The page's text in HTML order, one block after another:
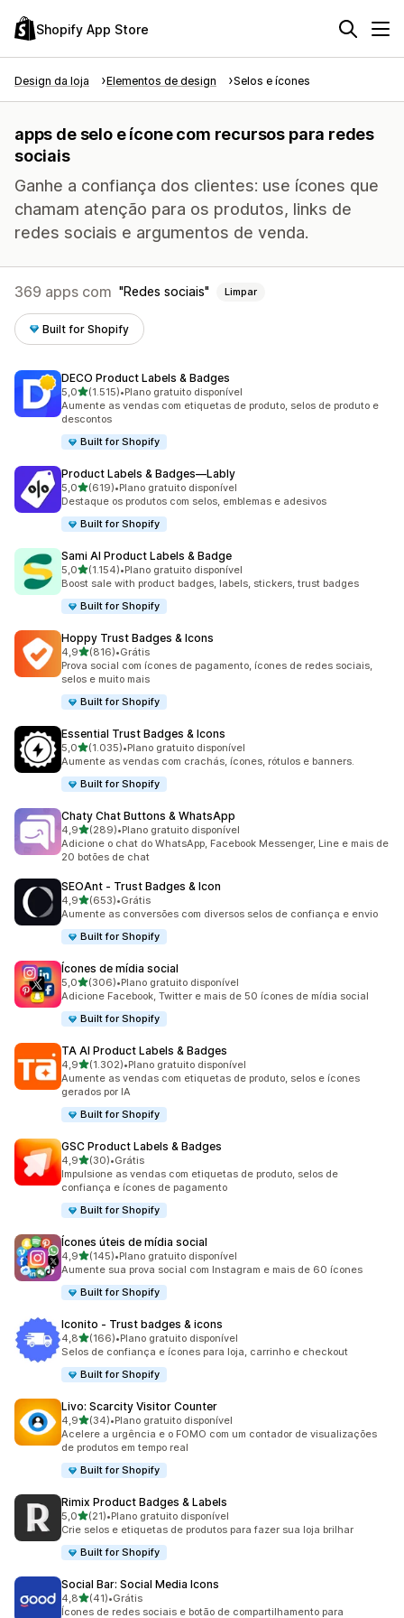
Shopify App Store
Design da loja Elementos de design Selos e ícones
apps de selo e ícone com recursos para redes
sociais
Ganhe a confiança dos clientes: use ícones que
chamam atenção para os produtos, links de
redes sociais e argumentos de venda.
369 apps com Redes sociais Limpar
Built for Shopify
DECO Product Labels & Badges
5,0de 5 estrelas
(1.515)
1515 avaliações ao todo
•Plano gratuito disponível
Aumente as vendas com etiquetas de produto, selos de produto e
descontos
Built for Shopify
Product Labels & Badges—Lably
5,0de 5 estrelas
(619)
619 avaliações ao todo
•Plano gratuito disponível
Destaque os produtos com selos, emblemas e adesivos
Built for Shopify
Sami AI Product Labels & Badge
5,0de 5 estrelas
(1.154)
1154 avaliações ao todo
•Plano gratuito disponível
Boost sale with product badges, labels, stickers, trust badges
Built for Shopify
Hoppy Trust Badges & Icons
4,9de 5 estrelas
(816)
816 avaliações ao todo
•Grátis
Prova social com ícones de pagamento, ícones de redes sociais,
selos e muito mais
Built for Shopify
Essential Trust Badges & Icons
5,0de 5 estrelas
(1.035)
1035 avaliações ao todo
•Plano gratuito disponível
Aumente as vendas com crachás, ícones, rótulos e banners.
Built for Shopify
Chaty Chat Buttons & WhatsApp
4,9de 5 estrelas
(289)
289 avaliações ao todo
•Plano gratuito disponível
Adicione o chat do WhatsApp, Facebook Messenger, Line e mais de
20 botões de chat
SEOAnt ‑ Trust Badges & Icon
4,9de 5 estrelas
(653)
653 avaliações ao todo
•Grátis
Aumente as conversões com diversos selos de confiança e envio
Built for Shopify
Ícones de mídia social
5,0de 5 estrelas
(306)
306 avaliações ao todo
•Plano gratuito disponível
Adicione Facebook, Twitter e mais de 50 ícones de mídia social
Built for Shopify
TA AI Product Labels & Badges
4,9de 5 estrelas
(1.302)
1302 avaliações ao todo
•Plano gratuito disponível
Aumente as vendas com etiquetas de produto, selos e ícones
gerados por IA
Built for Shopify
GSC Product Labels & Badges
4,9de 5 estrelas
(30)
30 avaliações ao todo
•Grátis
Impulsione as vendas com etiquetas de produto, selos de
confiança e ícones de pagamento
Built for Shopify
Ícones úteis de mídia social
4,9de 5 estrelas
(145)
145 avaliações ao todo
•Plano gratuito disponível
Aumente sua prova social com Instagram e mais de 60 ícones
Built for Shopify
Iconito ‑ Trust badges & icons
4,8de 5 estrelas
(166)
166 avaliações ao todo
•Plano gratuito disponível
Selos de confiança e ícones para loja, carrinho e checkout
Built for Shopify
Livo: Scarcity Visitor Counter
4,9de 5 estrelas
(34)
34 avaliações ao todo
•Plano gratuito disponível
Acelere a urgência e o FOMO com um contador de visualizações
de produtos em tempo real
Built for Shopify
Rimix Product Badges & Labels
5,0de 5 estrelas
(21)
21 avaliações ao todo
•Plano gratuito disponível
Crie selos e etiquetas de produtos para fazer sua loja brilhar
Built for Shopify
Social Bar: Social Media Icons
4,8de 5 estrelas
(41)
41 avaliações ao todo
•Grátis
Ícones de redes sociais e botão de compartilhamento para